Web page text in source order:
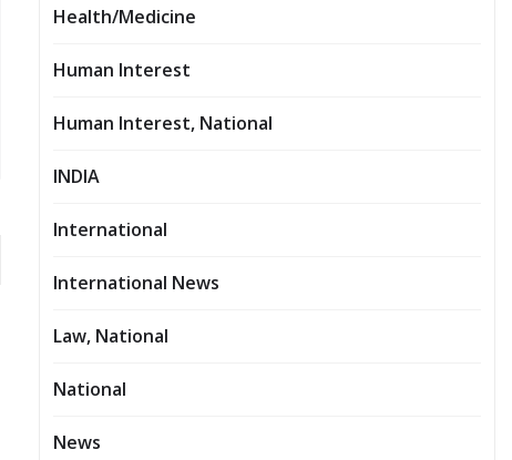
Health/Medicine
Human Interest
Human Interest, National
INDIA
International
International News
Law, National
National
News